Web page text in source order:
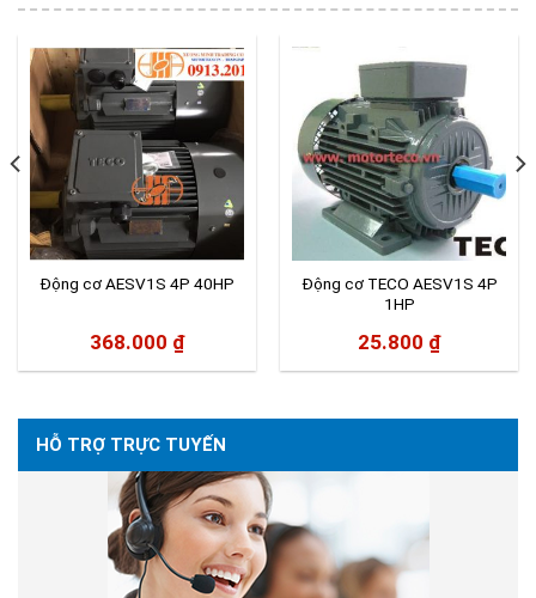
HỖ TRỢ TRỰC TUYẾN
Động cơ AESV1S 4P 40HP
368.000 ₫
Động cơ TECO AESV1S 4P
1HP
25.800 ₫